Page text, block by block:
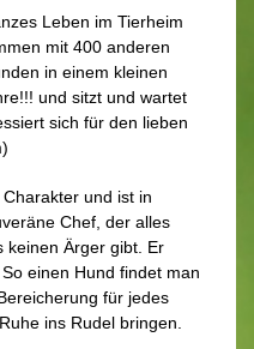
Leben im Tierheim
mit 400 anderen
in einem kleinen
und sitzt und wartet
sich für den lieben
und ist in
Chef, der alles
keinen Ärger gibt. Er
einen Hund findet man
für jedes
ins Rudel bringen.